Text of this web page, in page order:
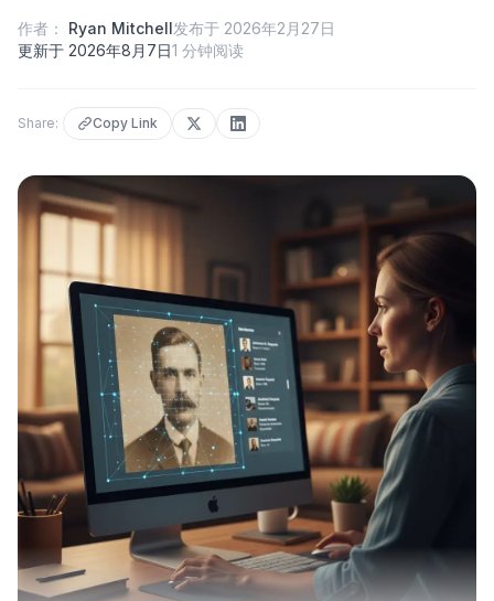
作者： Ryan Mitchell发布于 2026年2月27日
更新于 2026年8月7日1 分钟阅读
Share: Copy Link